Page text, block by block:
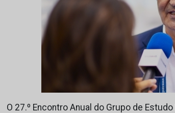
O 27.º Encontro Anual do Grupo de